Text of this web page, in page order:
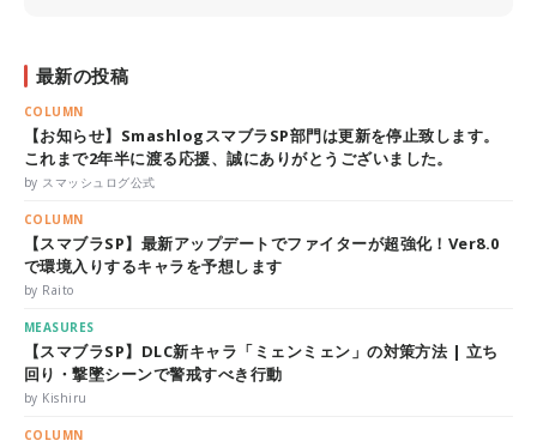
最新の投稿
COLUMN
【お知らせ】SmashlogスマブラSP部門は更新を停止致します。
これまで2年半に渡る応援、誠にありがとうございました。
by スマッシュログ公式
COLUMN
【スマブラSP】最新アップデートでファイターが超強化！Ver8.0
で環境入りするキャラを予想します
by Raito
MEASURES
【スマブラSP】DLC新キャラ「ミェンミェン」の対策方法 | 立ち
回り・撃墜シーンで警戒すべき行動
by Kishiru
COLUMN